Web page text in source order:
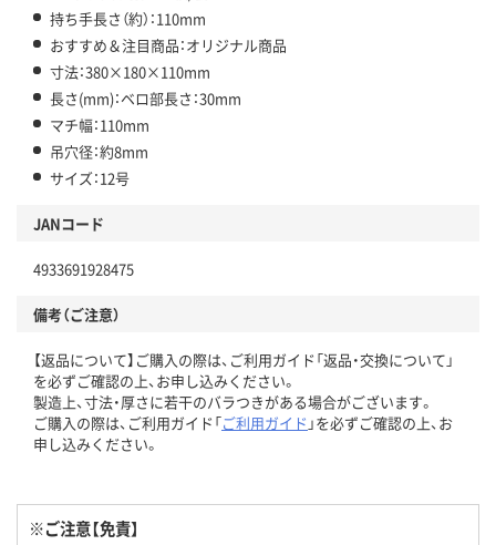
持ち手長さ（約）：110mm
おすすめ＆注目商品：オリジナル商品
寸法：380×180×110mm
長さ(mm)：ベロ部長さ：30mm
マチ幅：110mm
吊穴径：約8mm
サイズ：12号
JANコード
4933691928475
備考（ご注意）
【返品について】ご購入の際は、ご利用ガイド「返品・交換について」
を必ずご確認の上、お申し込みください。
製造上、寸法・厚さに若干のバラつきがある場合がございます。
ご購入の際は、ご利用ガイド「ご利用ガイド 」を必ずご確認の上、お
申し込みください。
※ご注意【免責】